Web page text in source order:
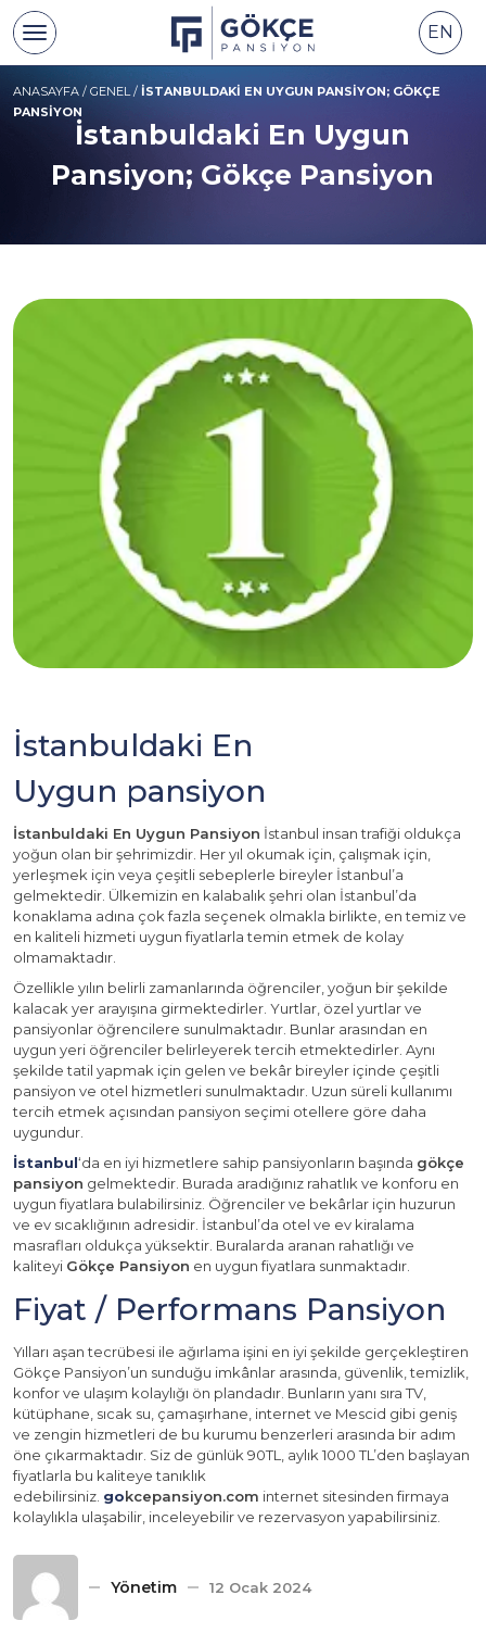
EN
ANASAYFA / GENEL/ İSTANBULDAKI EN UYGUN PANSIYON; GÖKÇE
PANSIYON
İstanbuldaki En Uygun
Pansiyon; Gökçe Pansiyon
İstanbuldaki En
Uygun pansiyon
İstanbuldaki En Uygun Pansiyon İstanbul insan trafiği oldukça
yoğun olan bir şehrimizdir. Her yıl okumak için, çalışmak için,
yerleşmek için veya çeşitli sebeplerle bireyler İstanbul’a
gelmektedir. Ülkemizin en kalabalık şehri olan İstanbul’da
konaklama adına çok fazla seçenek olmakla birlikte, en temiz ve
en kaliteli hizmeti uygun fiyatlarla temin etmek de kolay
olmamaktadır.
Özellikle yılın belirli zamanlarında öğrenciler, yoğun bir şekilde
kalacak yer arayışına girmektedirler. Yurtlar, özel yurtlar ve
pansiyonlar öğrencilere sunulmaktadır. Bunlar arasından en
uygun yeri öğrenciler belirleyerek tercih etmektedirler. Aynı
şekilde tatil yapmak için gelen ve bekâr bireyler içinde çeşitli
pansiyon ve otel hizmetleri sunulmaktadır. Uzun süreli kullanımı
tercih etmek açısından pansiyon seçimi otellere göre daha
uygundur.
İstanbul‘da en iyi hizmetlere sahip pansiyonların başında gökçe
pansiyon gelmektedir. Burada aradığınız rahatlık ve konforu en
uygun fiyatlara bulabilirsiniz. Öğrenciler ve bekârlar için huzurun
ve ev sıcaklığının adresidir. İstanbul’da otel ve ev kiralama
masrafları oldukça yüksektir. Buralarda aranan rahatlığı ve
kaliteyi Gökçe Pansiyon en uygun fiyatlara sunmaktadır.
Fiyat / Performans Pansiyon
Yılları aşan tecrübesi ile ağırlama işini en iyi şekilde gerçekleştiren
Gökçe Pansiyon’un sunduğu imkânlar arasında, güvenlik, temizlik,
konfor ve ulaşım kolaylığı ön plandadır. Bunların yanı sıra TV,
kütüphane, sıcak su, çamaşırhane, internet ve Mescid gibi geniş
ve zengin hizmetleri de bu kurumu benzerleri arasında bir adım
öne çıkarmaktadır. Siz de günlük 90TL, aylık 1000 TL’den başlayan
fiyatlarla bu kaliteye tanıklık
edebilirsiniz. gokcepansiyon.com internet sitesinden firmaya
kolaylıkla ulaşabilir, inceleyebilir ve rezervasyon yapabilirsiniz.
Yönetim 12 Ocak 2024